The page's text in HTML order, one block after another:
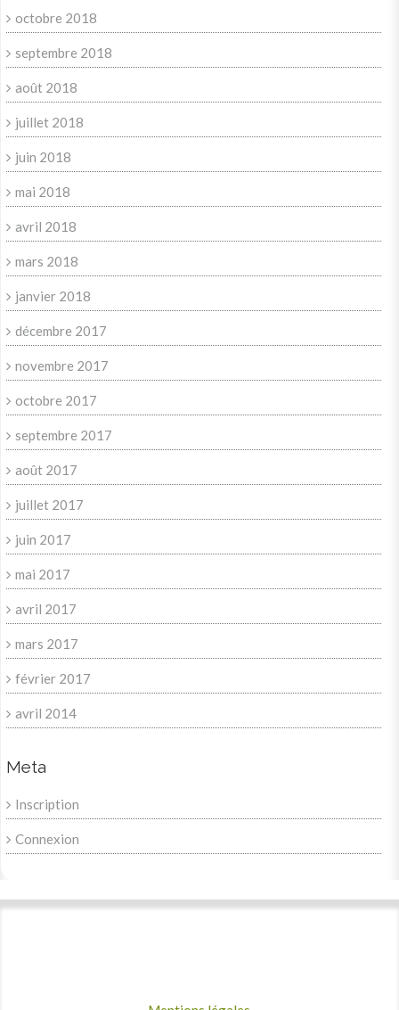
octobre 2018
septembre 2018
août 2018
juillet 2018
juin 2018
mai 2018
avril 2018
mars 2018
janvier 2018
décembre 2017
novembre 2017
octobre 2017
septembre 2017
août 2017
juillet 2017
juin 2017
mai 2017
avril 2017
mars 2017
février 2017
avril 2014
Meta
Inscription
Connexion